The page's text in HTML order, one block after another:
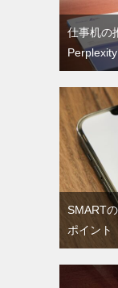
仕事机の
SMART
ポイント